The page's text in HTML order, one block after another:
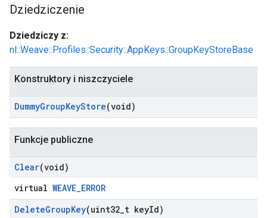
Dziedziczenie
Dziedziczy z:
nl::Weave::Profiles::Security::AppKeys::GroupKeyStoreBase
Konstruktory i niszczyciele
DummyGroupKeyStore(void)
Funkcje publiczne
Clear(void)
virtual WEAVE_ERROR
DeleteGroupKey(uint32 t keyId)